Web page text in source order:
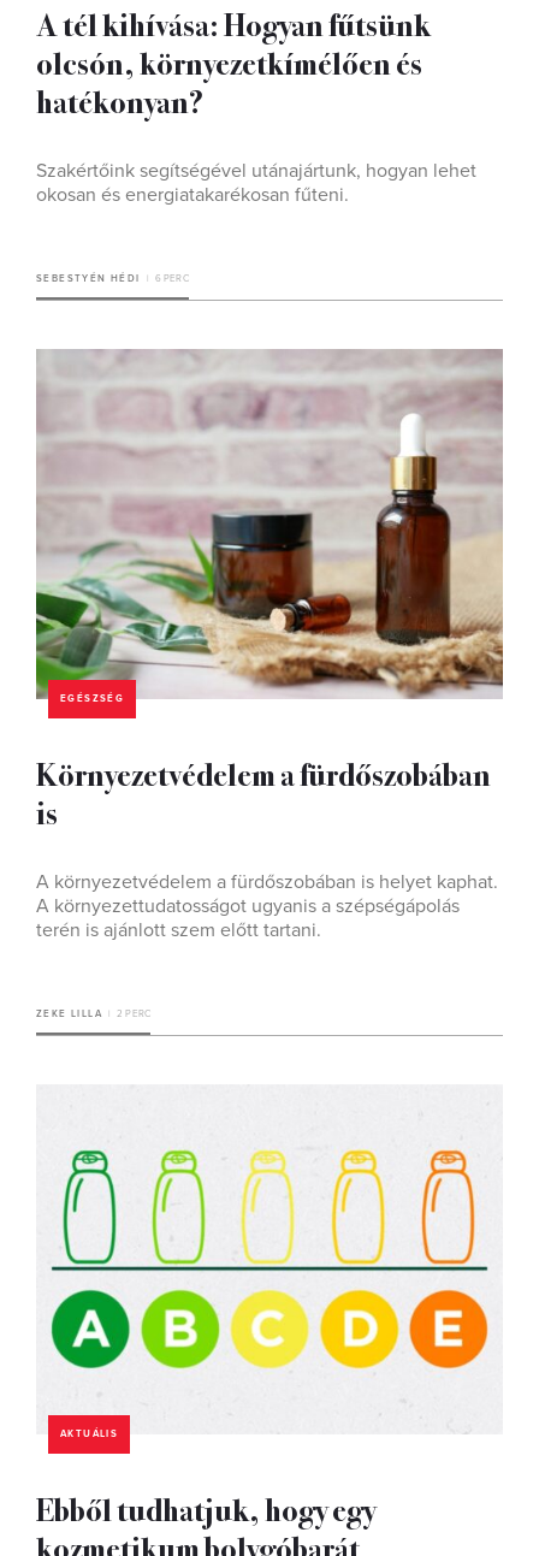
A tél kihívása: Hogyan fűtsünk
olcsón, környezetkímélően és
hatékonyan?
Szakértőink segítségével utánajártunk, hogyan lehet
okosan és energiatakarékosan fűteni.
SEBESTYÉN HÉDI 6 PERC
EGÉSZSÉG
Környezetvédelem a fürdőszobában
is
A környezetvédelem a fürdőszobában is helyet kaphat.
A környezettudatosságot ugyanis a szépségápolás
terén is ajánlott szem előtt tartani.
ZEKE LILLA 2 PERC
AKTUÁLIS
Ebből tudhatjuk, hogy egy
kozmetikum bolygóbarát